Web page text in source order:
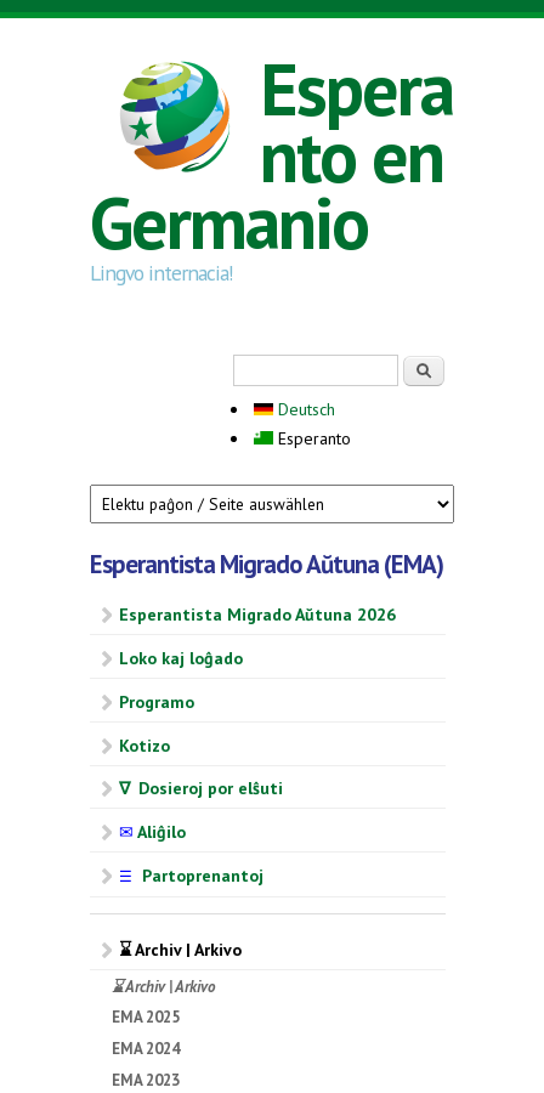
Skip to main content
Espera
nto en
Germanio
Lingvo internacia!
Deutsch
Esperanto
Esperantista Migrado Aŭtuna (EMA)
Esperantista Migrado Aŭtuna 2026
Loko kaj loĝado
Programo
Kotizo
∇ Dosieroj por elŝuti
✉ Aliĝilo
☰ Partoprenantoj
⌛ Archiv | Arkivo
⌛ Archiv | Arkivo
EMA 2025
EMA 2024
EMA 2023